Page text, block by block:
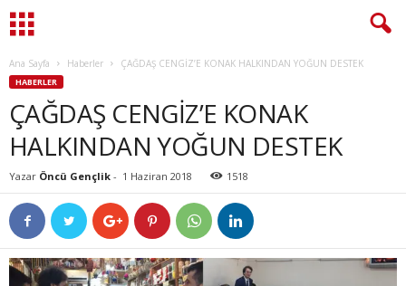
Ana Sayfa Haberler ÇAĞDAŞ CENGİZ’E KONAK HALKINDAN YOĞUN DESTEK
HABERLER
ÇAĞDAŞ CENGİZ’E KONAK
HALKINDAN YOĞUN DESTEK
Yazar Öncü Gençlik - 1 Haziran 2018 1518